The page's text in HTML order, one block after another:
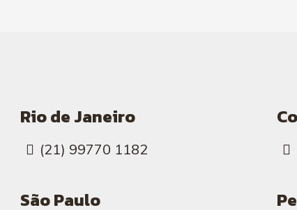
Rio de Janeiro
(21) 99770 1182
São Paulo